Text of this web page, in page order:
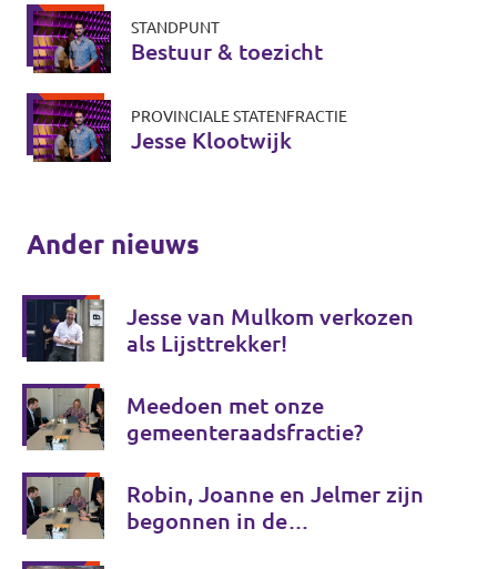
STANDPUNT
Bestuur & toezicht
PROVINCIALE STATENFRACTIE
Jesse Klootwijk
Ander nieuws
Jesse van Mulkom verkozen
als Lijsttrekker!
Meedoen met onze
gemeenteraadsfractie?
Robin, Joanne en Jelmer zijn
begonnen in de